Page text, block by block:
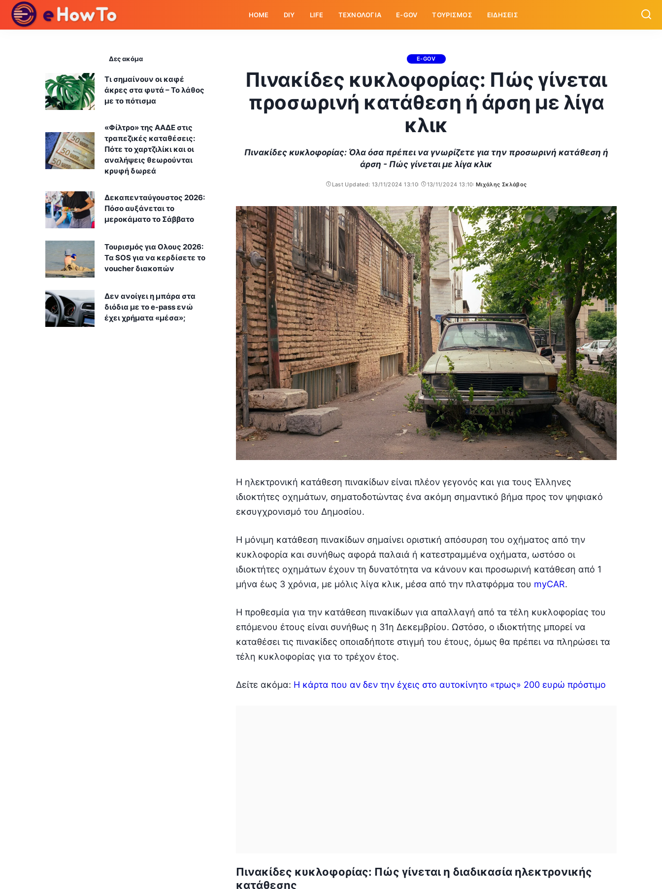
HOME DIY LIFE ΤΕΧΝΟΛΟΓΙΑ E-GOV ΤΟΥΡΙΣΜΟΣ ΕΙΔΗΣΕΙΣ
E-GOV
Πινακίδες κυκλοφορίας: Πώς γίνεται
προσωρινή κατάθεση ή άρση με λίγα
κλικ
Πινακίδες κυκλοφορίας: Όλα όσα πρέπει να γνωρίζετε για την προσωρινή κατάθεση ή
άρση - Πώς γίνεται με λίγα κλικ
Last Updated: 13/11/2024 13:10 13/11/2024 13:10
Posted
Μιχάλης Σκλάβος
Η ηλεκτρονική κατάθεση πινακίδων είναι πλέον γεγονός και για τους Έλληνες
ιδιοκτήτες οχημάτων, σηματοδοτώντας ένα ακόμη σημαντικό βήμα προς τον ψηφιακό
εκσυγχρονισμό του Δημοσίου.
Η μόνιμη κατάθεση πινακίδων σημαίνει οριστική απόσυρση του οχήματος από την
κυκλοφορία και συνήθως αφορά παλαιά ή κατεστραμμένα οχήματα, ωστόσο οι
ιδιοκτήτες οχημάτων έχουν τη δυνατότητα να κάνουν και προσωρινή κατάθεση από 1
μήνα έως 3 χρόνια, με μόλις λίγα κλικ, μέσα από την πλατφόρμα του myCAR.
Η προθεσμία για την κατάθεση πινακίδων για απαλλαγή από τα τέλη κυκλοφορίας του
επόμενου έτους είναι συνήθως η 31η Δεκεμβρίου. Ωστόσο, ο ιδιοκτήτης μπορεί να
καταθέσει τις πινακίδες οποιαδήποτε στιγμή του έτους, όμως θα πρέπει να πληρώσει τα
τέλη κυκλοφορίας για το τρέχον έτος.
Δείτε ακόμα: Η κάρτα που αν δεν την έχεις στο αυτοκίνητο «τρως» 200 ευρώ πρόστιμο
Πινακίδες κυκλοφορίας: Πώς γίνεται η διαδικασία ηλεκτρονικής
κατάθεσης
Δες ακόμα
Τι σημαίνουν οι καφέ
άκρες στα φυτά – Το λάθος
με το πότισμα
«Φίλτρο» της ΑΑΔΕ στις
τραπεζικές καταθέσεις:
Πότε το χαρτζιλίκι και οι
αναλήψεις θεωρούνται
κρυφή δωρεά
Δεκαπενταύγουστος 2026:
Πόσο αυξάνεται το
μεροκάματο το Σάββατο
Τουρισμός για Ολους 2026:
Τα SOS για να κερδίσετε το
voucher διακοπών
Δεν ανοίγει η μπάρα στα
διόδια με το e-pass ενώ
έχει χρήματα «μέσα»;